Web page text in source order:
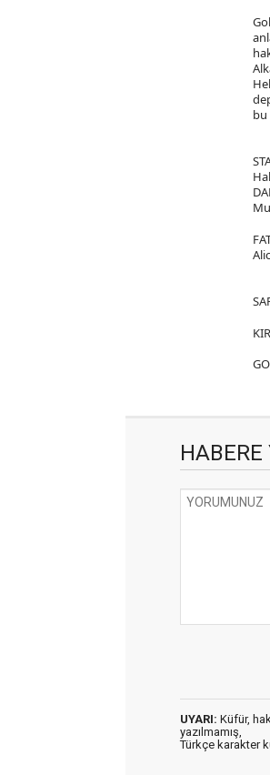
bu
HABERE
UYARI: Küfür,
yazılmamış,
Türkçe karakter